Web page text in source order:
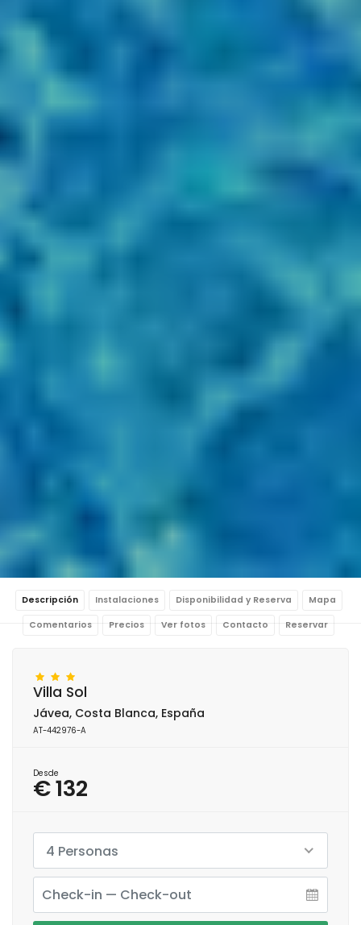
Descripción Instalaciones Disponibilidad y Reserva Mapa
Comentarios Precios Ver fotos Contacto Reservar
Villa Sol
Jávea, Costa Blanca, España
AT-442976-A
Desde
€ 132
4 Personas